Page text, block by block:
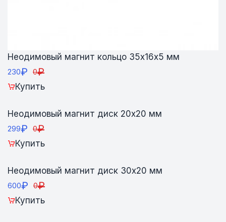
Неодимовый магнит кольцо 35х16х5 мм
230₽ 0₽
Купить
Неодимовый магнит диск 20х20 мм
299₽ 0₽
Купить
Неодимовый магнит диск 30х20 мм
600₽ 0₽
Купить